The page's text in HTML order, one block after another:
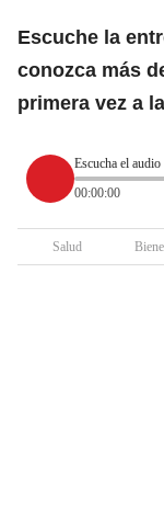
Escuche la
conozca más
primera vez a
Escucha el audio
00:00:00
Salud